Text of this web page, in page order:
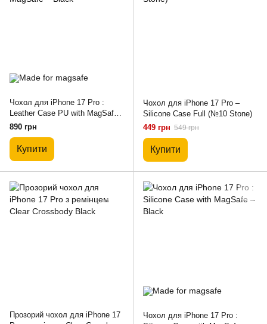
Чохол для iPhone 17 Pro :
Leather Case PU with MagSafe
– Black
890 грн
Купити
Чохол для iPhone 17 Pro –
Silicone Case Full (№10 Stone)
449 грн 549 грн
Купити
Прозорий чохол для iPhone 17
Чохол для iPhone 17 Pro :